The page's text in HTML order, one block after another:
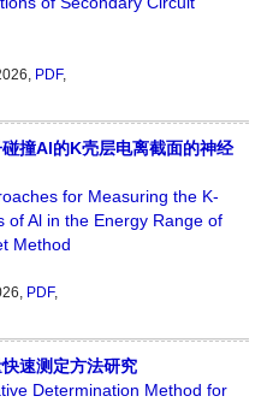
PDF,
撞Al的K壳层电离截面的神经
for Measuring the K-
of Al in the Energy Range of
Method
PDF,
速测定方法研究
Determination Method for